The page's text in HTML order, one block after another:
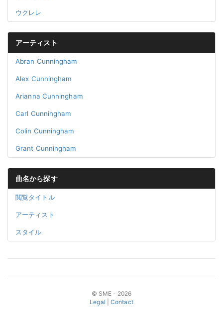
ウクレレ
アーティスト
Abran Cunningham
Alex Cunningham
Arianna Cunningham
Carl Cunningham
Colin Cunningham
Grant Cunningham
曲名から探す
閲覧タイトル
アーティスト
スタイル
© SME - 2026
Legal |Contact